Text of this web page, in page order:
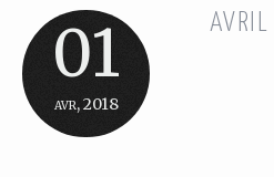
01
avr, 2018
AVRIL